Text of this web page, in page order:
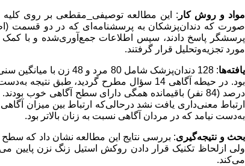
مواد و روش‌ کار : این مطالعه توصیفی_مقطعی بر روی
صورت که دندان‌پزشکان به پرسشنامه‌ای که در دو قسمت
پرسشگر پاسخ دادند، سپس اطلاعات جمع‌آوری‌شده و با کمک
مورد تجزیه‌و‌تحلیل قرار گرفتند.
یافته‌ها
درصد (84 نفر) باقیمانده همگی دارای سطح آگاهی خوب
ارتباط معنی‌داری یافت نشد درحالی‌که ارتباط بین میزان
به‌دست نیامد که در مردان آگاهی نسبت به زنان بالاتر بود.
بحث و نتیجه‌گیری: بررسی نتایج این مطالعه نشان داد که
ولی ازلحاظ تکنیک قرار دادن روکش استیل زنگ نزن پایین
می‌کند.